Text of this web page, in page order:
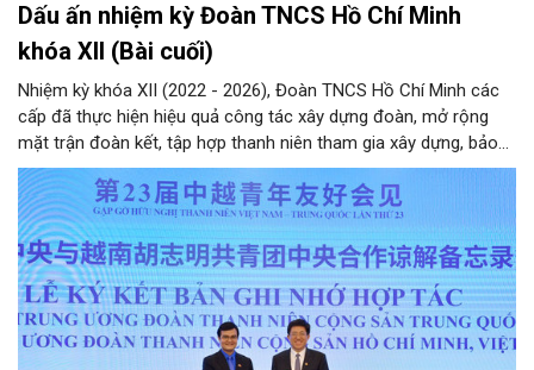
Dấu ấn nhiệm kỳ Đoàn TNCS Hồ Chí Minh
khóa XII (Bài cuối)
Nhiệm kỳ khóa XII (2022 - 2026), Đoàn TNCS Hồ Chí Minh các
cấp đã thực hiện hiệu quả công tác xây dựng đoàn, mở rộng
mặt trận đoàn kết, tập hợp thanh niên tham gia xây dựng, bảo
vệ Đảng và hệ thống chính trị; công tác quốc tế thanh niên;
tham mưu, phối hợp… Qua đó hoàn thành các mục tiêu nghị
quyết Đại hội Đoàn khóa XII đặt ra, hướng tới nhiệm kỳ khóa XIII
với hành động cách mạng thống nhất: “Tuổi trẻ Việt Nam tiên
phong trong kỷ nguyên mới”.